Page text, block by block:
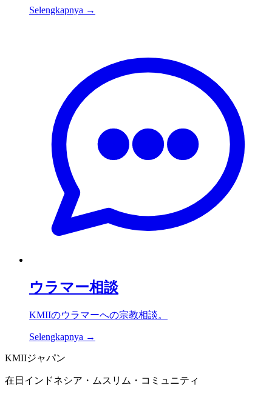
Selengkapnya →
ウラマー相談
KMIIのウラマーへの宗教相談。
Selengkapnya →
KMIIジャパン
在日インドネシア・ムスリム・コミュニティ